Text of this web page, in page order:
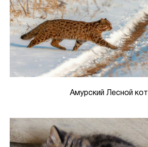
Амурский Лесной кот